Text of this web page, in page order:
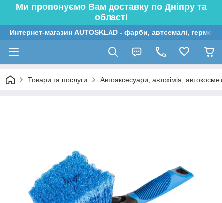
Ми пропонуємо Вам доставку по Дніпру та
області
Интернет-магазин AUTOSKLAD - фарби, автоемалі,
Товари та послуги Автоаксесуари, автохімія,